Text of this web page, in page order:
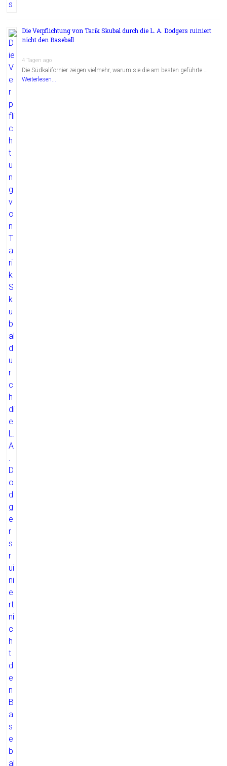
Die Verpflichtung von Tarik Skubal durch die L. A. Dodgers ruiniert
nicht den Baseball
4 Tagen ago
Die Südkalifornier zeigen vielmehr, warum sie die am besten geführte …
Weiterlesen...